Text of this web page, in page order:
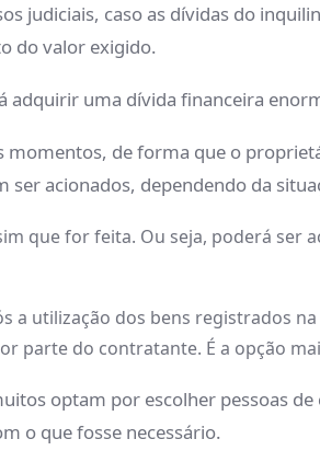
judiciais, caso as dívidas do
do valor exigido.
adquirir uma dívida financeira
de forma que o
acionados, dependendo da
que for feita. Ou seja, poderá ser
a utilização dos bens registrados
parte do contratante. É a opção
optam por escolher pessoas
o que fosse necessário.